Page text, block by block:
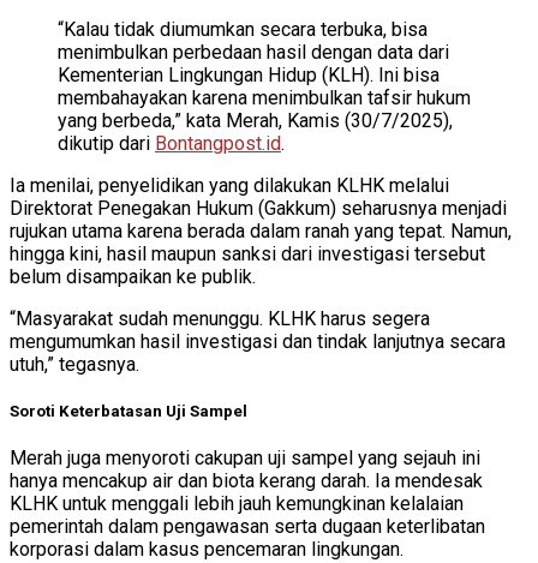
“Kalau tidak diumumkan secara terbuka, bisa
menimbulkan perbedaan hasil dengan data dari
Kementerian Lingkungan Hidup (KLH). Ini bisa
membahayakan karena menimbulkan tafsir hukum
yang berbeda,” kata Merah, Kamis (30/7/2025),
dikutip dari Bontangpost.id.
Ia menilai, penyelidikan yang dilakukan KLHK melalui
Direktorat Penegakan Hukum (Gakkum) seharusnya menjadi
rujukan utama karena berada dalam ranah yang tepat. Namun,
hingga kini, hasil maupun sanksi dari investigasi tersebut
belum disampaikan ke publik.
“Masyarakat sudah menunggu. KLHK harus segera
mengumumkan hasil investigasi dan tindak lanjutnya secara
utuh,” tegasnya.
Soroti Keterbatasan Uji Sampel
Merah juga menyoroti cakupan uji sampel yang sejauh ini
hanya mencakup air dan biota kerang darah. Ia mendesak
KLHK untuk menggali lebih jauh kemungkinan kelalaian
pemerintah dalam pengawasan serta dugaan keterlibatan
korporasi dalam kasus pencemaran lingkungan.